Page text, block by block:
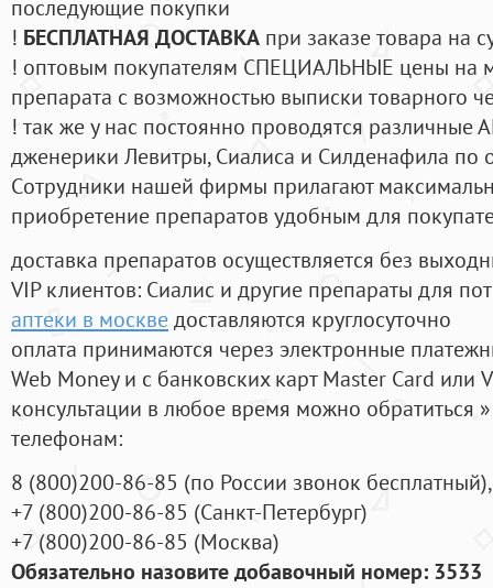
последующие покупки
! БЕСПЛАТНАЯ ДОСТАВКА при заказе товара на
! оптовым покупателям СПЕЦИАЛЬНЫЕ цены на
препарата с возможностью выписки товарного
! так же у нас постоянно проводятся
дженерики Левитры, Сиалиса и Силденафила по
Cотрудники нашей фирмы прилагают
приобретение препаратов удобным для
доставка препаратов осуществляется без
VIP клиентов: Сиалис и другие препараты для
аптеки в москведоставляются круглосуточно
оплата принимаются через электронные
Web Money и с банковских карт Master Card или
консультации в любое время можно обратиться
телефонам:
8 (800)200-86-85 (по России звонок бесплатный),
+7 (800)200-86-85 (Санкт-Петербург)
+7 (800)200-86-85 (Москва)
Обязательно назовите добавочный номер: 3533